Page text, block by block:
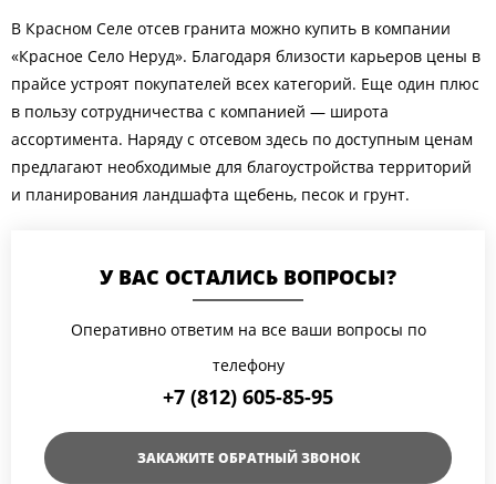
В Красном Селе отсев гранита можно купить в компании
«Красное Село Неруд». Благодаря близости карьеров цены в
прайсе устроят покупателей всех категорий. Еще один плюс
в пользу сотрудничества с компанией — широта
ассортимента. Наряду с отсевом здесь по доступным ценам
предлагают необходимые для благоустройства территорий
и планирования ландшафта щебень, песок и грунт.
У ВАС ОСТАЛИСЬ ВОПРОСЫ?
Оперативно ответим на все ваши вопросы по
телефону
+7 (812) 605-85-95
ЗАКАЖИТЕ ОБРАТНЫЙ ЗВОНОК